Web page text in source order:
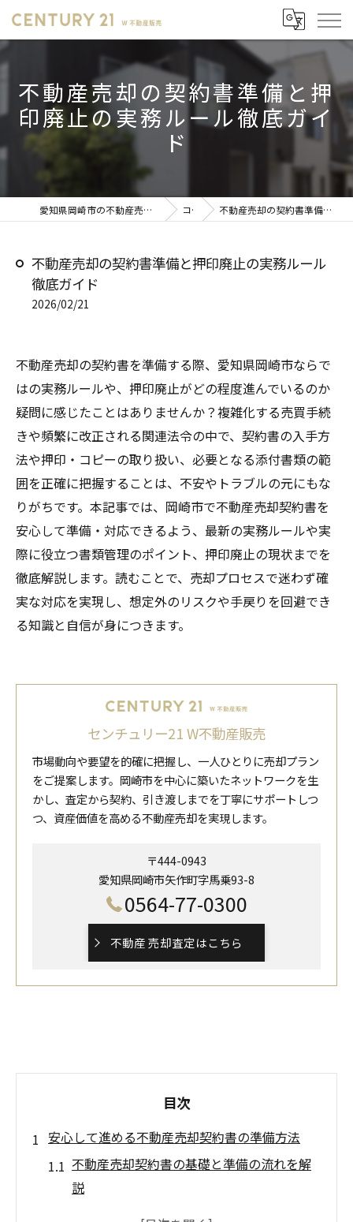
不動産売却の契約書準備と押
印廃止の実務ルール徹底ガイ
ド
愛知県岡崎市の不動産売却ならセンチュリー21 W不動産販売 コラム 不動産売却の契約書準備と押印廃止の実務ルール徹底ガイド
不動産売却の契約書準備と押印廃止の実務ルール
徹底ガイド
2026/02/21
不動産売却の契約書を準備する際、愛知県岡崎市ならで
はの実務ルールや、押印廃止がどの程度進んでいるのか
疑問に感じたことはありませんか？複雑化する売買手続
きや頻繁に改正される関連法令の中で、契約書の入手方
法や押印・コピーの取り扱い、必要となる添付書類の範
囲を正確に把握することは、不安やトラブルの元にもな
りがちです。本記事では、岡崎市で不動産売却契約書を
安心して準備・対応できるよう、最新の実務ルールや実
際に役立つ書類管理のポイント、押印廃止の現状までを
徹底解説します。読むことで、売却プロセスで迷わず確
実な対応を実現し、想定外のリスクや手戻りを回避でき
る知識と自信が身につきます。
センチュリー21 W不動産販売
市場動向や要望を的確に把握し、一人ひとりに売却プラン
をご提案します。岡崎市を中心に築いたネットワークを生
かし、査定から契約、引き渡しまでを丁寧にサポートしつ
つ、資産価値を高める不動産売却を実現します。
〒444-0943
愛知県岡崎市矢作町字馬乗93-8
0564-77-0300
不動産 売却査定はこちら
目次
安心して進める不動産売却契約書の準備方法
不動産売却契約書の基礎と準備の流れを解
説
売却時に必要な書類とチェックポイントま